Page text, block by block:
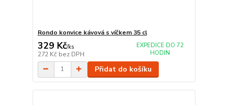
Rondo konvice kávová s víčkem 35 cl
329 Kč/ks
272 Kč bez DPH
EXPEDICE DO 72
HODIN
Přidat do košíku